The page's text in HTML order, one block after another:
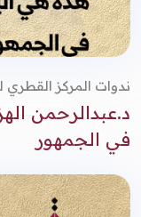
ندوات المركز
د.عبدالرحمن
في الجمهور